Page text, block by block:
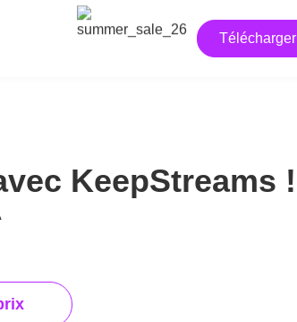
Télécharger
KeepStreams !